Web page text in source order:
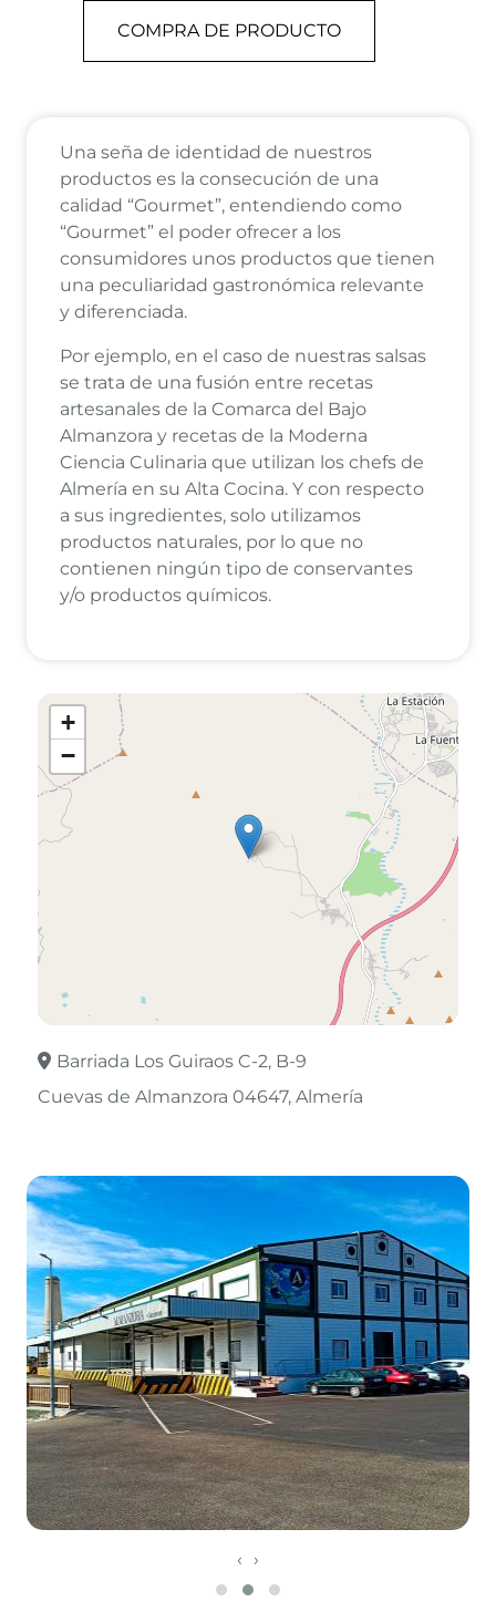
COMPRA DE PRODUCTO
Una seña de identidad de nuestros
productos es la consecución de una
calidad “Gourmet”, entendiendo como
“Gourmet” el poder ofrecer a los
consumidores unos productos que tienen
una peculiaridad gastronómica relevante
y diferenciada.
Por ejemplo, en el caso de nuestras salsas
se trata de una fusión entre recetas
artesanales de la Comarca del Bajo
Almanzora y recetas de la Moderna
Ciencia Culinaria que utilizan los chefs de
Almería en su Alta Cocina. Y con respecto
a sus ingredientes, solo utilizamos
productos naturales, por lo que no
contienen ningún tipo de conservantes
y/o productos químicos.
+
−
Leaflet©OpenStreetMapcontributors
Barriada Los Guiraos C-2, B-9
Cuevas de Almanzora 04647 Almería
‹ ›